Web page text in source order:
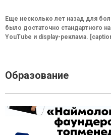
Еще несколько лет назад для
было достаточно стандартного
YouTube и display-реклама.
Образование